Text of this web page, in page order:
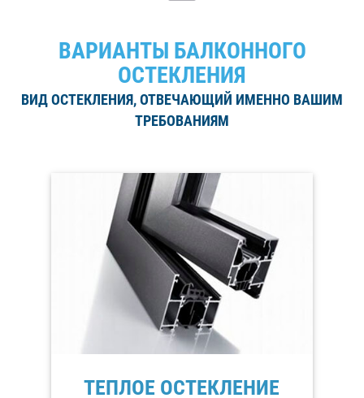
ВАРИАНТЫ БАЛКОННОГО
ОСТЕКЛЕНИЯ
ВИД ОСТЕКЛЕНИЯ, ОТВЕЧАЮЩИЙ ИМЕННО ВАШИМ
ТРЕБОВАНИЯМ
ТЕПЛОЕ ОСТЕКЛЕНИЕ